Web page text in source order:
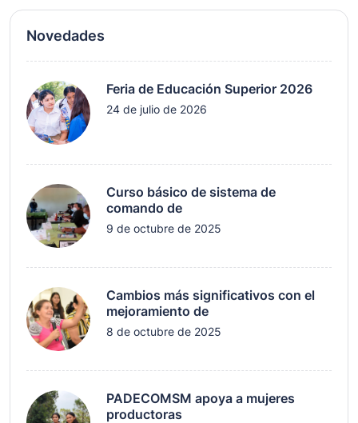
Novedades
Feria de Educación Superior 2026
24 de julio de 2026
Curso básico de sistema de
comando de
9 de octubre de 2025
Cambios más significativos con el
mejoramiento de
8 de octubre de 2025
PADECOMSM apoya a mujeres
productoras